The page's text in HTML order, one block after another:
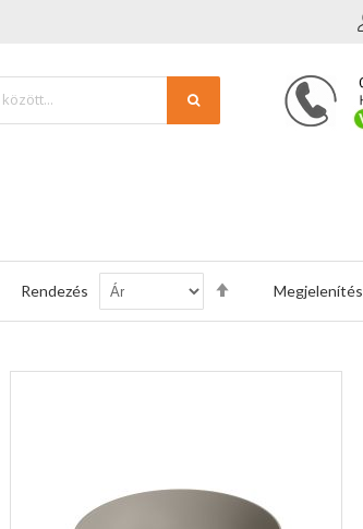
Rendezés
Csökkenő
sorrendbe
Megjelenítés